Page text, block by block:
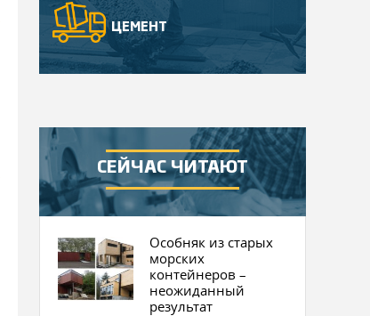
ЦЕМЕНТ
СЕЙЧАС ЧИТАЮТ
Особняк из старых
морских
контейнеров –
неожиданный
результат